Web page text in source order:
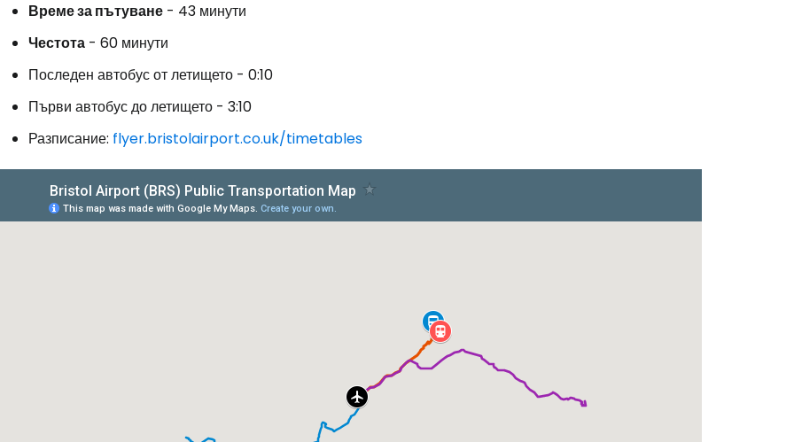
Време за пътуване - 43 минути
Честота - 60 минути
Последен автобус от летището - 0:10
Първи автобус до летището - 3:10
Разписание: flyer.bristolairport.co.uk/timetables